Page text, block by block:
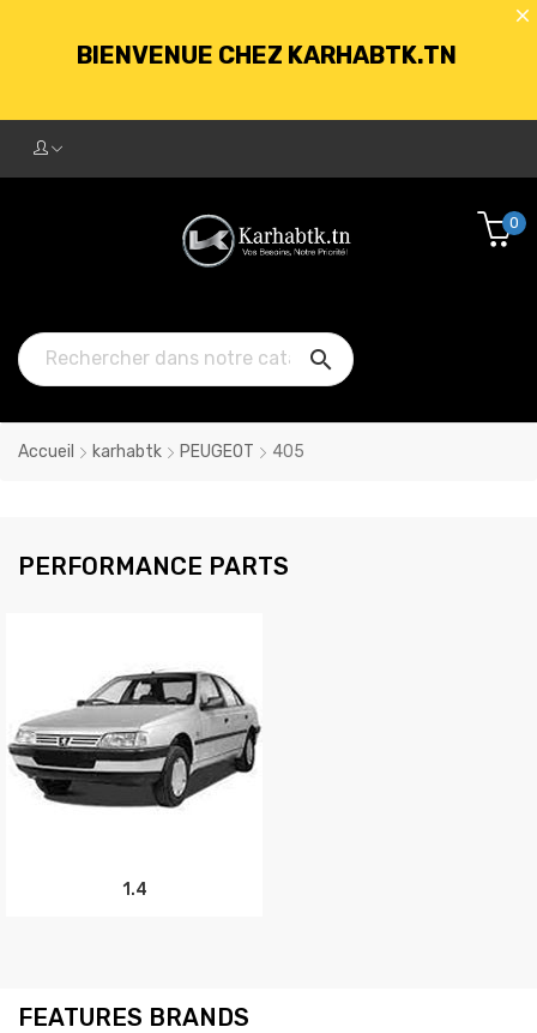
BIENVENUE CHEZ KARHABTK.TN
250DT D'ACHATS

0
Accueil karhabtk PEUGEOT 405
PERFORMANCE PARTS
1.4
FEATURES BRANDS